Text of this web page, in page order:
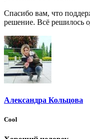
Спасибо вам, что
решение. Всё решилось
Александра Кольцова
Cool